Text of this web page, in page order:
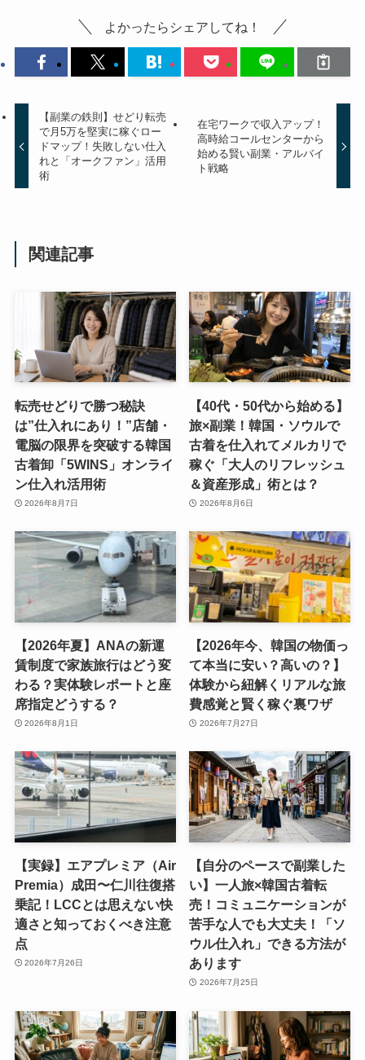
よかったらシェアしてね！
【副業の鉄則】せどり転売
で月5万を堅実に稼ぐロー
ドマップ！失敗しない仕入
れと「オークファン」活用
術
在宅ワークで収入アップ！
高時給コールセンターから
始める賢い副業・アルバイ
ト戦略
関連記事
転売せどりで勝つ秘訣
は”仕入れにあり！”店舗・
電脳の限界を突破する韓国
古着卸「5WINS」オンライ
ン仕入れ活用術
2026年8月7日
【40代・50代から始める】
旅×副業！韓国・ソウルで
古着を仕入れてメルカリで
稼ぐ「大人のリフレッシュ
＆資産形成」術とは？
2026年8月6日
【2026年夏】ANAの新運
賃制度で家族旅行はどう変
わる？実体験レポートと座
席指定どうする？
2026年8月1日
【2026年今、韓国の物価っ
て本当に安い？高いの？】
体験から紐解くリアルな旅
費感覚と賢く稼ぐ裏ワザ
2026年7月27日
【実録】エアプレミア（Air
Premia）成田〜仁川往復搭
乗記！LCCとは思えない快
適さと知っておくべき注意
点
2026年7月26日
【自分のペースで副業した
い】一人旅×韓国古着転
売！コミュニケーションが
苦手な人でも大丈夫！「ソ
ウル仕入れ」できる方法が
あります
2026年7月25日